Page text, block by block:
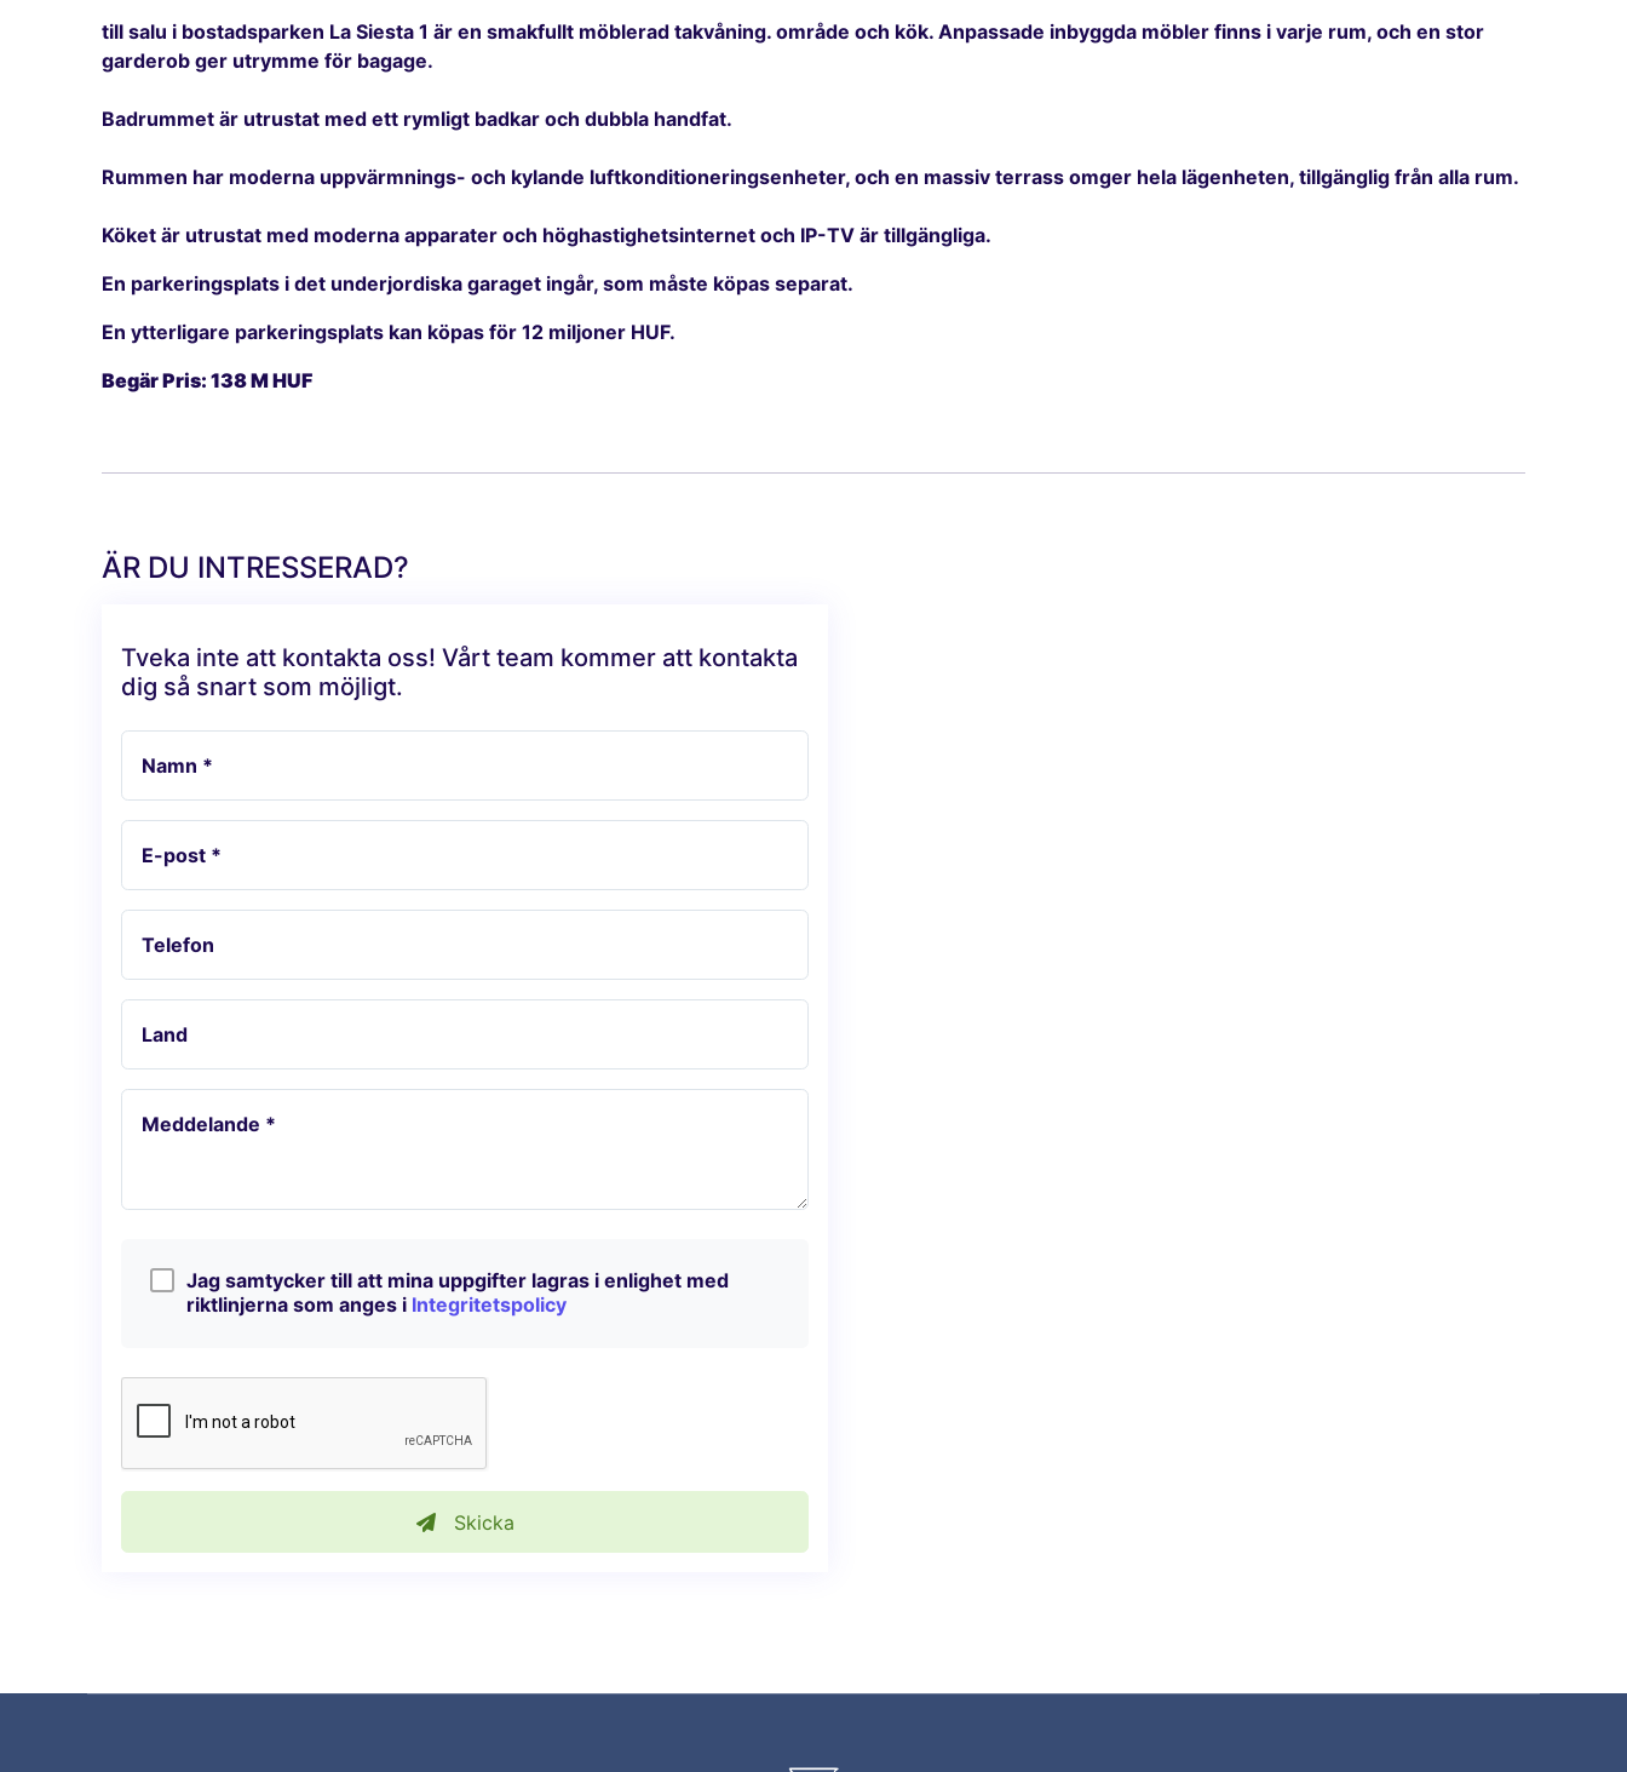
till salu i bostadsparken La Siesta 1 är en smakfullt möblerad takvåning. område och kök. Anpassade inbyggda möbler finns i varje rum, och en stor
garderob ger utrymme för bagage.
Badrummet är utrustat med ett rymligt badkar och dubbla handfat.
Rummen har moderna uppvärmnings- och kylande luftkonditioneringsenheter, och en massiv terrass omger hela lägenheten, tillgänglig från alla rum.
Köket är utrustat med moderna apparater och höghastighetsinternet och IP-TV är tillgängliga.
En parkeringsplats i det underjordiska garaget ingår, som måste köpas separat.
En ytterligare parkeringsplats kan köpas för 12 miljoner HUF.
Begär Pris: 138 M HUF
ÄR DU INTRESSERAD?
Tveka inte att kontakta oss! Vårt team kommer att kontakta
dig så snart som möjligt.
Namn *
E-post *
Telefon
Land
Meddelande *
Jag samtycker till att mina uppgifter lagras i enlighet med
riktlinjerna som anges i Integritetspolicy
Skicka